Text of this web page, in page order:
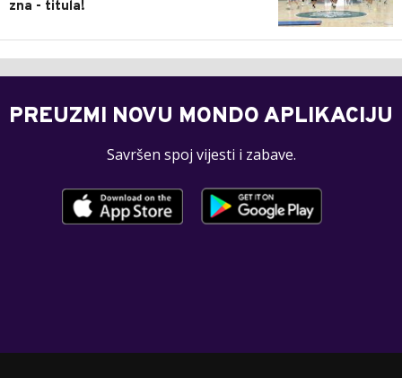
zna - titula!
PREUZMI NOVU MONDO APLIKACIJU
Savršen spoj vijesti i zabave.